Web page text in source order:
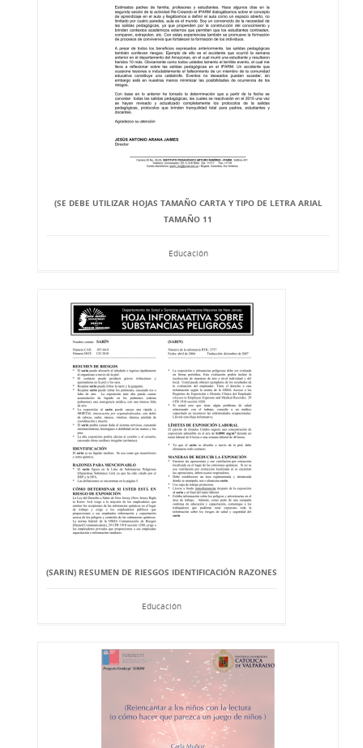
(SE DEBE UTILIZAR HOJAS TAMAÑO CARTA Y TIPO DE LETRA ARIAL
TAMAÑO 11
Educación
(SARIN) RESUMEN DE RIESGOS IDENTIFICACIÓN RAZONES
Educación